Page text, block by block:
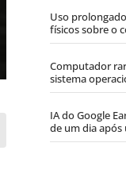
Uso
físicos sobre o
Computador
sistema
IA do Google
de um dia